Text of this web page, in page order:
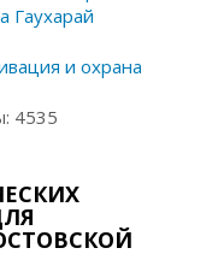
Гаухарай
и охрана
4535